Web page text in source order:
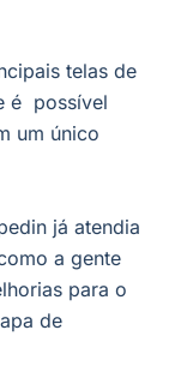
telas de
é possível
um único
já atendia
a gente
para o
de